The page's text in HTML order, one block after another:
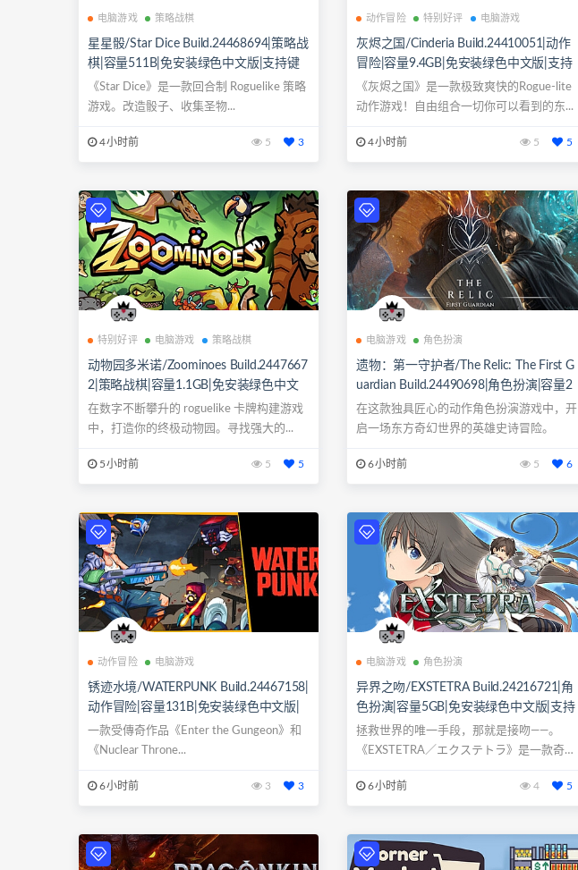
电脑游戏 策略战棋
星星骰/Star Dice Build.24468694|策略战
棋|容量511B|免安装绿色中文版|支持键
盘.鼠标.手柄
《Star Dice》是一款回合制 Roguelike 策略
游戏。改造骰子、收集圣物...
4小时前 5 3
动作冒险 特别好评 电脑游戏
灰烬之国/Cinderia Build.24410051|动作
冒险|容量9.4GB|免安装绿色中文版|支持
键盘.鼠标.手柄
《灰烬之国》是一款极致爽快的Rogue-lite
动作游戏！自由组合一切你可以看到的东...
4小时前 5 5
特别好评 电脑游戏 策略战棋
动物园多米诺/Zoominoes Build.2447667
2|策略战棋|容量1.1GB|免安装绿色中文
版|支持键盘.鼠标
在数字不断攀升的 roguelike 卡牌构建游戏
中，打造你的终极动物园。寻找强大的...
5小时前 5 5
电脑游戏 角色扮演
遗物：第一守护者/The Relic: The First G
uardian Build.24490698|角色扮演|容量2
9.4GB|免安装绿色中文版|支持键盘.鼠标.
手柄
在这款独具匠心的动作角色扮演游戏中，开
启一场东方奇幻世界的英雄史诗冒险。
6小时前 5 6
动作冒险 电脑游戏
锈迹水境/WATERPUNK Build.24467158|
动作冒险|容量131B|免安装绿色中文版|
支持键盘.鼠标.手柄
一款受傳奇作品《Enter the Gungeon》和
《Nuclear Throne...
6小时前 3 3
电脑游戏 角色扮演
异界之吻/EXSTETRA Build.24216721|角
色扮演|容量5GB|免安装绿色中文版|支持
键盘.鼠标
拯救世界的唯一手段，那就是接吻―—。
《EXSTETRA／エクステトラ》是一款奇幻
6小时前 4 5